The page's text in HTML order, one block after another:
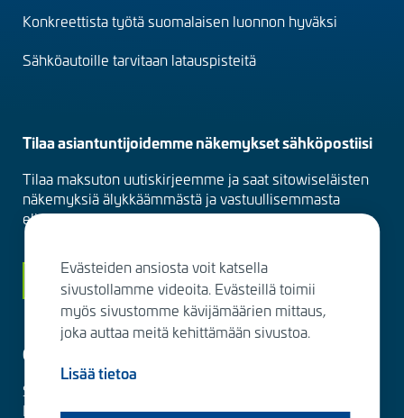
Konkreettista työtä suomalaisen luonnon hyväksi
Sähköautoille tarvitaan latauspisteitä
Tilaa asiantuntijoidemme näkemykset sähköpostiisi
Tilaa maksuton uutiskirjeemme ja saat sitowiseläisten
näkemyksiä älykkäämmästä ja vastuullisemmasta
elinympäristöstä suoraan sähköpostiisi kuukausittain.
Siirry tilaamaan
Ota yhteyttä
Sitowise Group Oyj
Linnoitustie 6 D
Evästeiden ansiosta voit katsella
sivustollamme videoita. Evästeillä toimii
myös sivustomme kävijämäärien mittaus,
joka auttaa meitä kehittämään sivustoa.
Lisää tietoa